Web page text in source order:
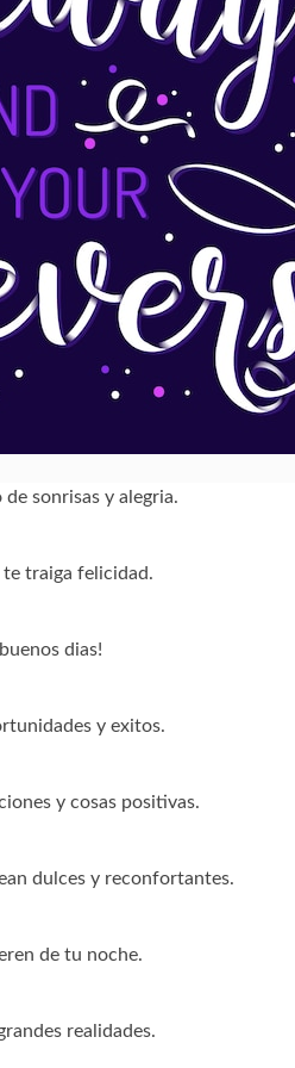
sonrisas y alegria.
traiga felicidad.
dias!
y exitos.
y cosas positivas.
dulces y reconfortantes.
de tu noche.
realidades.